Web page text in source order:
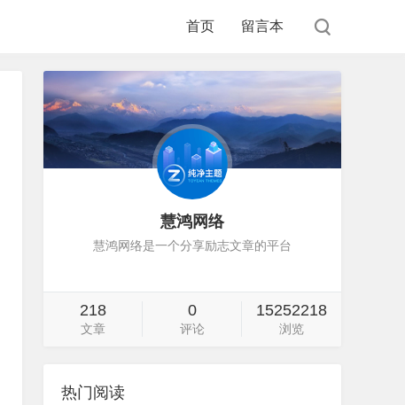
首页 留言本
慧鸿网络
慧鸿网络是一个分享励志文章的平台
218
文章
0
评论
15252218
浏览
热门阅读